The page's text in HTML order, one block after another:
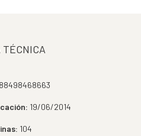
TÉCNICA
19/06/2014
104